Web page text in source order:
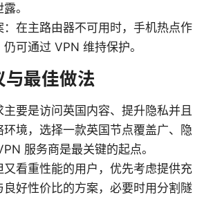
。
：在主路由器不可用时，手机热点作
可通过 VPN 维持保护。
最佳做法
要是访问英国内容、提升隐私并且
环境，选择一款英国节点覆盖广、隐
服务商是最关键的起点。
又看重性能的用户，优先考虑提供充
良好性价比的方案，必要时用分割隧